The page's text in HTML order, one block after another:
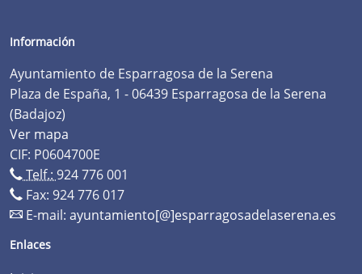
Información
Ayuntamiento de Esparragosa de la Serena
Plaza de España, 1 - 06439 Esparragosa de la Serena
(Badajoz)
Ver mapa
CIF: P0604700E
Telf.: 924 776 001
Fax: 924 776 017
E-mail: ayuntamiento[@]esparragosadelaserena.es
Enlaces